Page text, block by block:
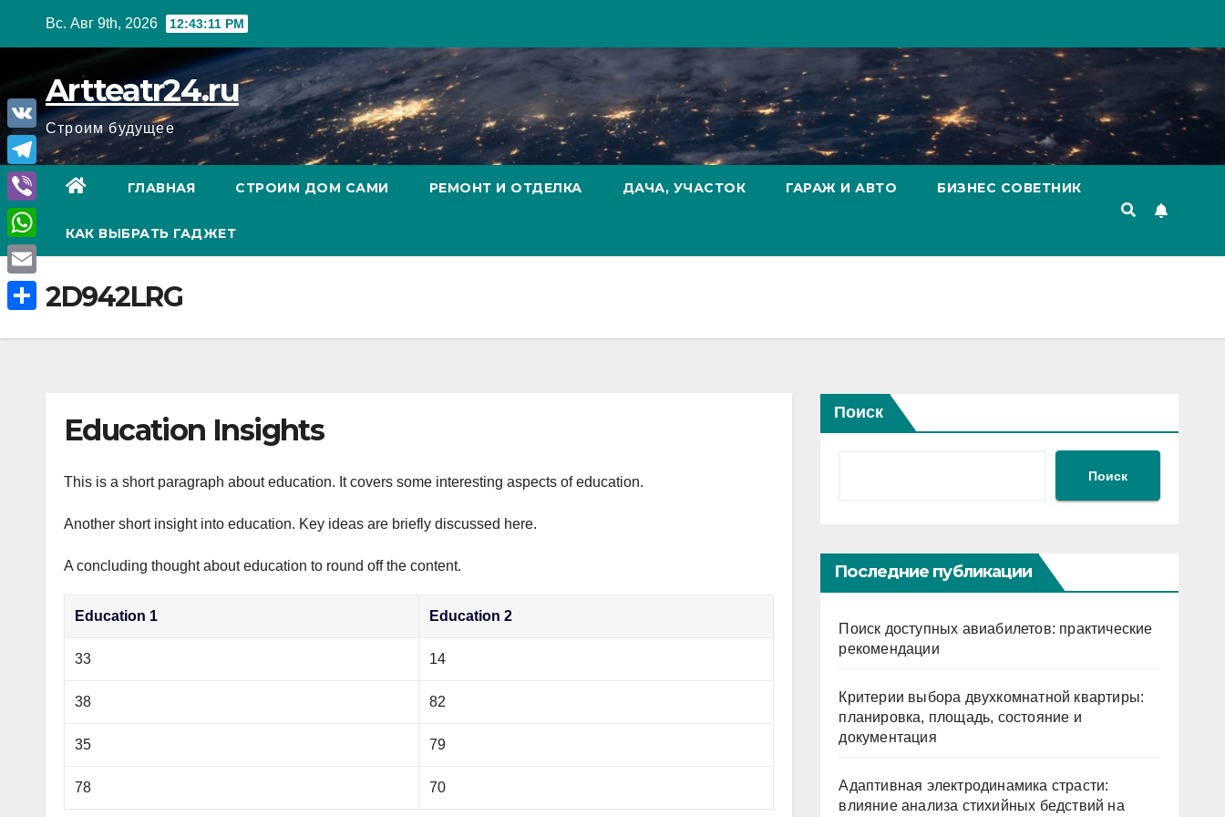
Вс. Авг 9th, 2026 12:43:12 PM
Artteatr24.ru
Строим будущее
ГЛАВНАЯ СТРОИМ ДОМ САМИ РЕМОНТ И ОТДЕЛКА ДАЧА, УЧАСТОК ГАРАЖ И АВТО БИЗНЕС СОВЕТНИК
КАК ВЫБРАТЬ ГАДЖЕТ
2D942LRG
Education Insights
This is a short paragraph about education. It covers some interesting aspects of education.
Another short insight into education. Key ideas are briefly discussed here.
A concluding thought about education to round off the content.
Education 1 Education 2
33 14
38 82
35 79
78 70
Поиск
Поиск
Последние публикации
Поиск доступных авиабилетов: практические
рекомендации
Критерии выбора двухкомнатной квартиры:
планировка, площадь, состояние и
документация
Адаптивная электродинамика страсти:
влияние анализа стихийных бедствий на
V
K
T
e
l
e
g
V
i
b
e
W
h
a
t
E